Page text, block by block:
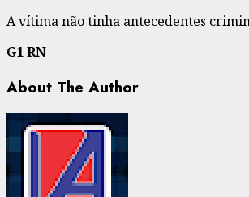
A vítima não tinha antecedentes
G1 RN
About The Author